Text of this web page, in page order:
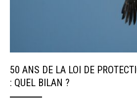
50 ANS DE LA LOI DE
: QUEL BILAN ?